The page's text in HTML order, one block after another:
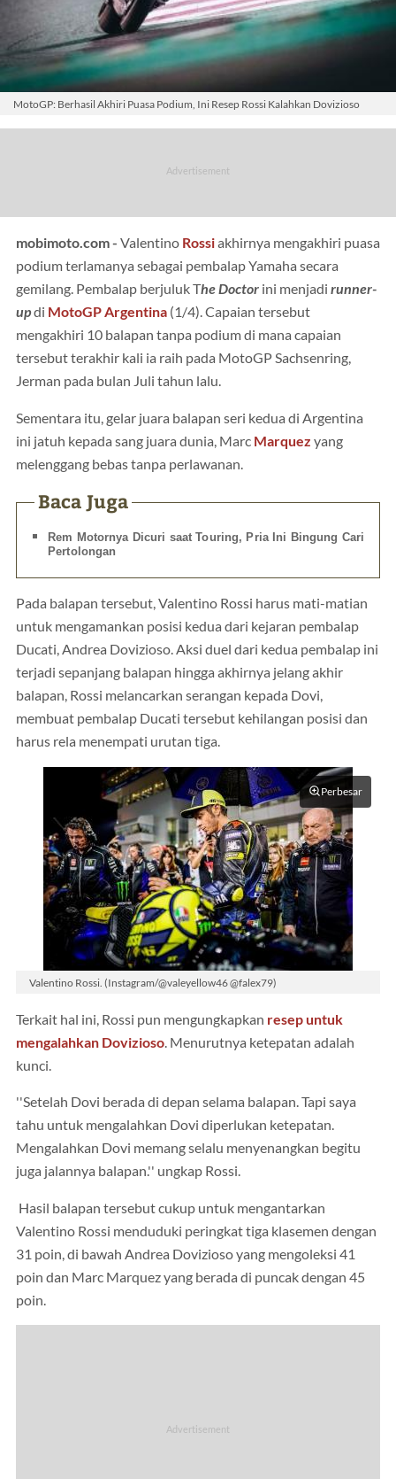
MotoGP: Berhasil Akhiri Puasa Podium, Ini Resep Rossi Kalahkan Dovizioso
mobimoto.com - Valentino Rossiakhirnya mengakhiri puasa
podium terlamanya sebagai pembalap Yamaha secara
gemilang. Pembalap berjuluk The Doctor ini menjadi runner-
updi MotoGPArgentina (1/4). Capaian tersebut
mengakhiri 10 balapan tanpa podium di mana capaian
tersebut terakhir kali ia raih pada MotoGP Sachsenring,
Jerman pada bulan Juli tahun lalu.
Sementara itu, gelar juara balapan seri kedua di Argentina
ini jatuh kepada sang juara dunia, Marc Marquez yang
melenggang bebas tanpa perlawanan.
Baca Juga
Rem Motornya Dicuri saat Touring, Pria Ini Bingung Cari
Pertolongan
Pada balapan tersebut, Valentino Rossi harus mati-matian
untuk mengamankan posisi kedua dari kejaran pembalap
Ducati, Andrea Dovizioso. Aksi duel dari kedua pembalap ini
terjadi sepanjang balapan hingga akhirnya jelang akhir
balapan, Rossi melancarkan serangan kepada Dovi,
membuat pembalap Ducati tersebut kehilangan posisi dan
harus rela menempati urutan tiga.
Perbesar
Valentino Rossi. (Instagram/@valeyellow46 @falex79)
Terkait hal ini, Rossi pun mengungkapkan resep untuk
mengalahkan Dovizioso . Menurutnya ketepatan adalah
kunci.
''Setelah Dovi berada di depan selama balapan. Tapi saya
tahu untuk mengalahkan Dovi diperlukan ketepatan.
Mengalahkan Dovi memang selalu menyenangkan begitu
juga jalannya balapan.'' ungkap Rossi.
Hasil balapan tersebut cukup untuk mengantarkan
Valentino Rossi menduduki peringkat tiga klasemen dengan
31 poin, di bawah Andrea Dovizioso yang mengoleksi 41
poin dan Marc Marquez yang berada di puncak dengan 45
poin.